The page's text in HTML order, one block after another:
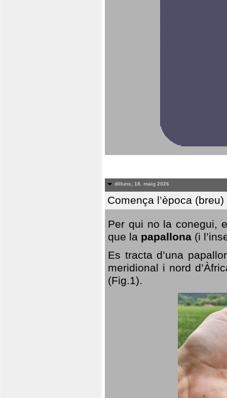
dilluns, 18. maig 2026
Comença l’època
Per qui no la conegui,
que la papallona (i
Es tracta d’una
meridional i nord
(Fig.1).